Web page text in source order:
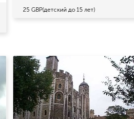
25 GBP(детский до 15 лет)